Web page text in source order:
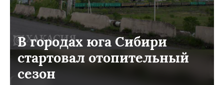
В городах юга Сибири
стартовал отопительный
сезон